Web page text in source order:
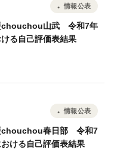
chouchou山武 令和7年
る自己評価表結果
情報公表
chouchou春日部 令和7
ける自己評価表結果
情報公表